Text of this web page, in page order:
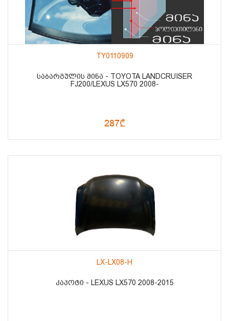
TY0110909
ᲡᲐᲑᲐᲠᲒᲣᲚᲘᲡ ᲛᲘᲜᲐ - TOYOTA LANDCRUISER
FJ200/LEXUS LX570 2008-
287₾
LX-LX08-H
ᲙᲐᲞᲝᲢᲘ - LEXUS LX570 2008-2015